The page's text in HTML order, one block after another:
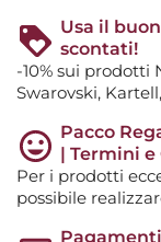
Usa il
scontati!
-10% sui prodotti
Swarovski, Kartell,
Pacco
| Termini
Per i prodotti
possibile